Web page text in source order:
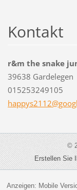
Kontakt
r&m the snake
39638 Gardelegen
015253249105
happys21 12@googl
©
Erstellen Sie
Anzeigen: Mobile